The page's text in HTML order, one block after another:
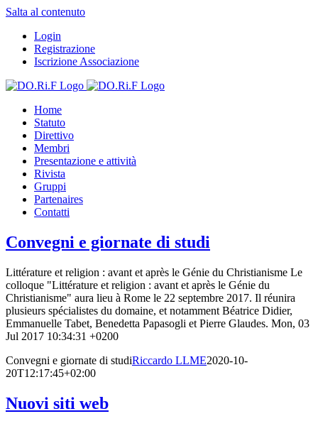
Salta al contenuto
Login
Registrazione
Iscrizione Associazione
Home
Statuto
Direttivo
Membri
Presentazione e attività
Rivista
Gruppi
Partenaires
Contatti
Convegni e giornate di studi
Littérature et religion : avant et après le Génie du Christianisme Le
colloque "Littérature et religion : avant et après le Génie du
Christianisme" aura lieu à Rome le 22 septembre 2017. Il réunira
plusieurs spécialistes du domaine, et notamment Béatrice Didier,
Emmanuelle Tabet, Benedetta Papasogli et Pierre Glaudes. Mon, 03
Jul 2017 10:34:31 +0200
Convegni e giornate di studiRiccardo LLME2020-10-
20T12:17:45+02:00
Nuovi siti web